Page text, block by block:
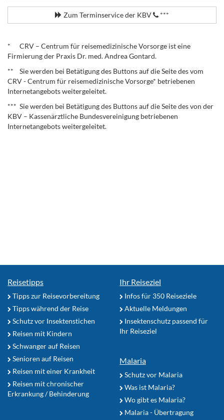
Zum Terminservice der KBV ***
* CRV – Centrum für reisemedizinische Vorsorge ist eine
Firmierung der Praxis Dr. med. Andrea Gontard.
** Sie werden bei Betätigung des Buttons auf die Seite des vom
CRV - Centrum für reisemedizinische Vorsorge* betriebenen
Internetangebots weitergeleitet.
*** Sie werden bei Betätigung des Buttons auf die Seite des von der
KBV – Kassenärztliche Bundesvereinigung betriebenen
Internetangebots weitergeleitet.
Reisetipps
Tipps zur Reisevorbereitung
Tipps während der Reise
Schutz vor Insektenstichen
Reisen mit Kindern
Schwanger auf Reisen
Senioren auf Reisen
Reisen mit einer Krankheit
Reisen mit chronischer
Erkrankung / Behinderung
Ihr Reiseziel
Infos für 350 Reiseziele
Aktuelle Meldungen
Insektenschutz passend für
Ihr Reiseziel
Malaria
Schutz vor Malaria
Was ist Malaria?
Wo gibt es Malaria?
Malaria - Übertragung